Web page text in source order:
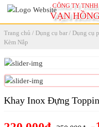
CÔNG TY
VẠN
Trang chủ / Dụng cụ bar/ Dụng cụ
Kèm Nắp
Khay Inox Đựng